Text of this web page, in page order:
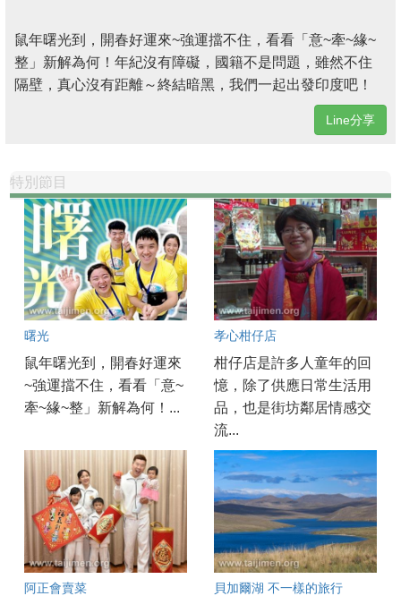
鼠年曙光到，開春好運來~強運擋不住，看看「意~牽~緣~
整」新解為何！年紀沒有障礙，國籍不是問題，雖然不住
隔壁，真心沒有距離～終結暗黑，我們一起出發印度吧！
Line分享
特別節目
曙光
鼠年曙光到，開春好運來
~強運擋不住，看看「意~
牽~緣~整」新解為何！...
孝心柑仔店
柑仔店是許多人童年的回
憶，除了供應日常生活用
品，也是街坊鄰居情感交
流...
阿正會賣菜 貝加爾湖 不一樣的旅行